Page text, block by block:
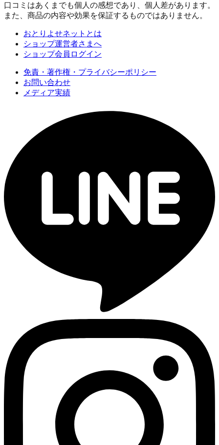
口コミはあくまでも個人の感想であり、個人差があります。
また、商品の内容や効果を保証するものではありません。
おとりよせネットとは
ショップ運営者さまへ
ショップ会員ログイン
免責・著作権・プライバシーポリシー
お問い合わせ
メディア実績